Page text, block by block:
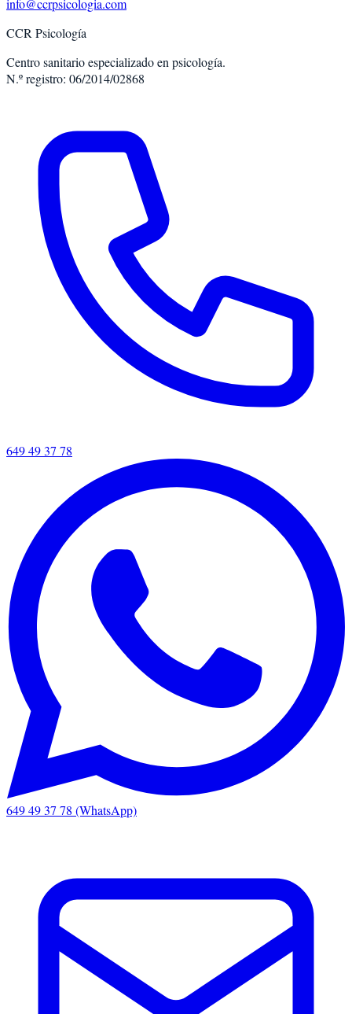
info@ccrpsicologia.com
CCR Psicología
Centro sanitario especializado en psicología.
N.º registro: 06/2014/02868
649 49 37 78
649 49 37 78 (WhatsApp)